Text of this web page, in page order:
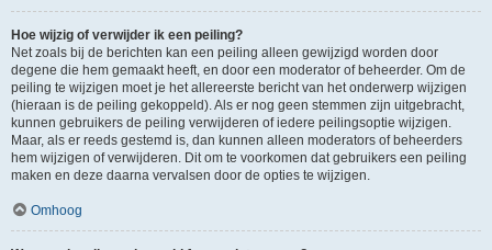
Hoe wijzig of verwijder ik een peiling?
Net zoals bij de berichten kan een peiling alleen gewijzigd worden door
degene die hem gemaakt heeft, en door een moderator of beheerder. Om de
peiling te wijzigen moet je het allereerste bericht van het onderwerp wijzigen
(hieraan is de peiling gekoppeld). Als er nog geen stemmen zijn uitgebracht,
kunnen gebruikers de peiling verwijderen of iedere peilingsoptie wijzigen.
Maar, als er reeds gestemd is, dan kunnen alleen moderators of beheerders
hem wijzigen of verwijderen. Dit om te voorkomen dat gebruikers een peiling
maken en deze daarna vervalsen door de opties te wijzigen.
Omhoog